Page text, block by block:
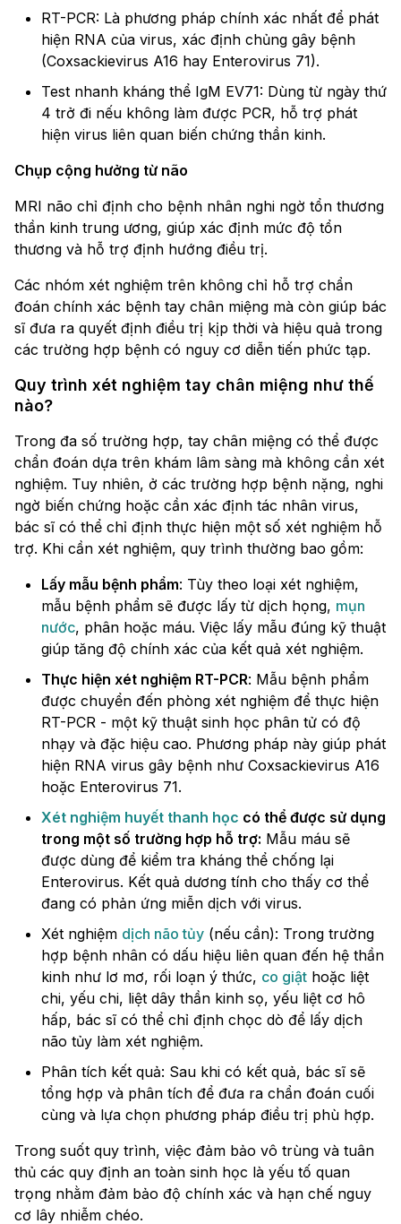
RT-PCR: Là phương pháp chính xác nhất để phát
hiện RNA của virus, xác định chủng gây bệnh
(Coxsackievirus A16 hay Enterovirus 71).
Test nhanh kháng thể IgM EV71: Dùng từ ngày thứ
4 trở đi nếu không làm được PCR, hỗ trợ phát
hiện virus liên quan biến chứng thần kinh.
Chụp cộng hưởng từ não
MRI não chỉ định cho bệnh nhân nghi ngờ tổn thương
thần kinh trung ương, giúp xác định mức độ tổn
thương và hỗ trợ định hướng điều trị.
Các nhóm xét nghiệm trên không chỉ hỗ trợ chẩn
đoán chính xác bệnh tay chân miệng mà còn giúp bác
sĩ đưa ra quyết định điều trị kịp thời và hiệu quả trong
các trường hợp bệnh có nguy cơ diễn tiến phức tạp.
Quy trình xét nghiệm tay chân miệng như thế
nào?
Trong đa số trường hợp, tay chân miệng có thể được
chẩn đoán dựa trên khám lâm sàng mà không cần xét
nghiệm. Tuy nhiên, ở các trường hợp bệnh nặng, nghi
ngờ biến chứng hoặc cần xác định tác nhân virus,
bác sĩ có thể chỉ định thực hiện một số xét nghiệm hỗ
trợ. Khi cần xét nghiệm, quy trình thường bao gồm:
Lấy mẫu bệnh phẩm: Tùy theo loại xét nghiệm,
mẫu bệnh phẩm sẽ được lấy từ dịch họng, mụn
nước, phân hoặc máu. Việc lấy mẫu đúng kỹ thuật
giúp tăng độ chính xác của kết quả xét nghiệm.
Thực hiện xét nghiệm RT-PCR: Mẫu bệnh phẩm
được chuyển đến phòng xét nghiệm để thực hiện
RT-PCR - một kỹ thuật sinh học phân tử có độ
nhạy và đặc hiệu cao. Phương pháp này giúp phát
hiện RNA virus gây bệnh như Coxsackievirus A16
hoặc Enterovirus 71.
Xét nghiệm huyết thanh học có thể được sử dụng
trong một số trường hợp hỗ trợ: Mẫu máu sẽ
được dùng để kiểm tra kháng thể chống lại
Enterovirus. Kết quả dương tính cho thấy cơ thể
đang có phản ứng miễn dịch với virus.
Xét nghiệm dịch não tủy (nếu cần): Trong trường
hợp bệnh nhân có dấu hiệu liên quan đến hệ thần
kinh như lơ mơ, rối loạn ý thức, co giật hoặc liệt
chi, yếu chi, liệt dây thần kinh sọ, yếu liệt cơ hô
hấp, bác sĩ có thể chỉ định chọc dò để lấy dịch
não tủy làm xét nghiệm.
Phân tích kết quả: Sau khi có kết quả, bác sĩ sẽ
tổng hợp và phân tích để đưa ra chẩn đoán cuối
cùng và lựa chọn phương pháp điều trị phù hợp.
Trong suốt quy trình, việc đảm bảo vô trùng và tuân
thủ các quy định an toàn sinh học là yếu tố quan
trọng nhằm đảm bảo độ chính xác và hạn chế nguy
cơ lây nhiễm chéo.